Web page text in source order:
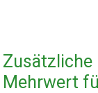
Mehrwert